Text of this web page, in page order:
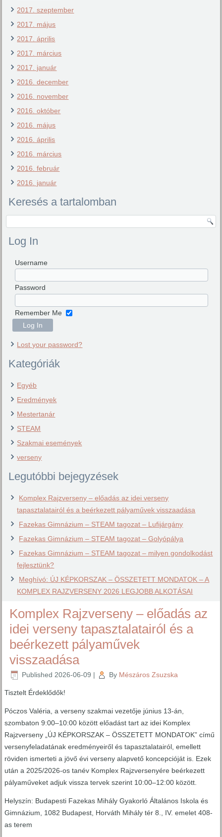
2017. szeptember
2017. május
2017. április
2017. március
2017. január
2016. december
2016. november
2016. október
2016. május
2016. április
2016. március
2016. február
2016. január
Keresés a tartalomban
Log In
Username
Password
Remember Me
Lost your password?
Kategóriák
Egyéb
Eredmények
Mestertanár
STEAM
Szakmai események
verseny
Legutóbbi bejegyzések
Komplex Rajzverseny – előadás az idei verseny
tapasztalatairól és a beérkezett pályaművek visszaadása
Fazekas Gimnázium – STEAM tagozat – Lufijárgány
Fazekas Gimnázium – STEAM tagozat – Golyópálya
Fazekas Gimnázium – STEAM tagozat – milyen gondolkodást
fejlesztünk?
Meghívó: ÚJ KÉPKORSZAK – ÖSSZETETT MONDATOK – A
KOMPLEX RAJZVERSENY 2026 LEGJOBB ALKOTÁSAI
Komplex Rajzverseny – előadás az
idei verseny tapasztalatairól és a
beérkezett pályaművek
visszaadása
Published 2026-06-09 | By Mészáros Zsuzska
Tisztelt Érdeklődők!
Póczos Valéria, a verseny szakmai vezetője június 13-án,
szombaton 9:00–10:00 között előadást tart az idei Komplex
Rajzverseny „ÚJ KÉPKORSZAK – ÖSSZETETT MONDATOK” című
versenyfeladatának eredményeiről és tapasztalatairól, emellett
röviden ismerteti a jövő évi verseny alapvető koncepcióját is. Ezek
után a 2025/2026-os tanév Komplex Rajzversenyére beérkezett
pályaműveket adjuk vissza tervek szerint 10:00–12:00 között.
Helyszín: Budapesti Fazekas Mihály Gyakorló Általános Iskola és
Gimnázium, 1082 Budapest, Horváth Mihály tér 8., IV. emelet 408-
as terem